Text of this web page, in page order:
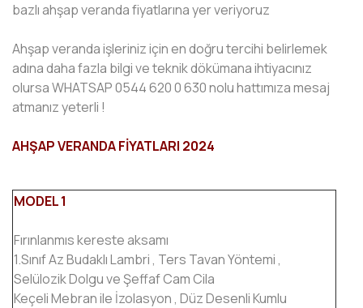
bazlı ahşap veranda fiyatlarına yer veriyoruz
Ahşap veranda işleriniz için en doğru tercihi belirlemek
adına daha fazla bilgi ve teknik dökümana ihtiyacınız
olursa WHATSAP 0544 620 0 630 nolu hattımıza mesaj
atmanız yeterli !
AHŞAP VERANDA FİYATLARI 2024
MODEL 1
Fırınlanmıs kereste aksamı
1.Sınıf Az Budaklı Lambri , Ters Tavan Yöntemi ,
Selülozik Dolgu ve Şeffaf Cam Cila
Keçeli Mebran ile İzolasyon , Düz Desenli Kumlu